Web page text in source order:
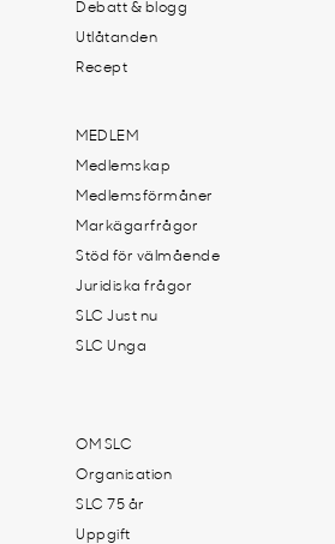
Debatt & blogg
Utlåtanden
Recept
MEDLEM
Medlemskap
Medlemsförmåner
Markägarfrågor
Stöd för välmående
Juridiska frågor
SLC Just nu
SLC Unga
OM SLC
Organisation
SLC 75 år
Uppgift